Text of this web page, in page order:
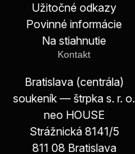
Užitočné odkazy
Povinné informácie
Na stiahnutie
Kontakt
Bratislava (centrála)
soukeník — štrpka s. r. o.
neo HOUSE
Strážnická 8141/5
811 08 Bratislava